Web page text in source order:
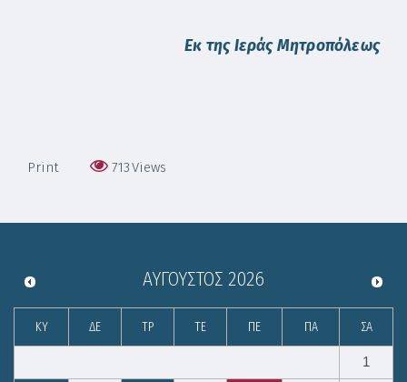
Εκ της Ι­ε­ράς Μη­τρο­πό­λε­ως
Print 713Views
ΑΎΓΟΥΣΤΟΣ 2026
ΚΥ ΔΕ ΤΡ ΤΕ ΠΕ ΠΑ ΣΑ
1